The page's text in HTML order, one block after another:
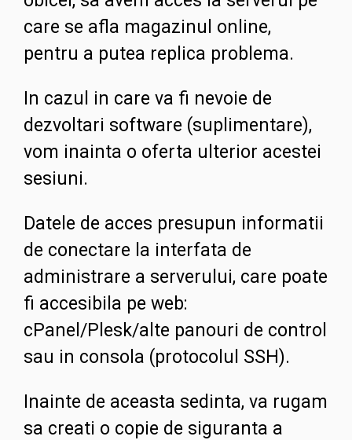
care se afla magazinul online,
pentru a putea replica problema.
In cazul in care va fi nevoie de
dezvoltari software (suplimentare),
vom inainta o oferta ulterior acestei
sesiuni.
Datele de acces presupun informatii
de conectare la interfata de
administrare a serverului, care poate
fi accesibila pe web:
cPanel/Plesk/alte panouri de control
sau in consola (protocolul SSH).
Inainte de aceasta sedinta, va rugam
sa creati o copie de siguranta a